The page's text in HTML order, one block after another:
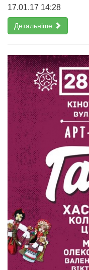
17.01.17 14:28
Детальніше